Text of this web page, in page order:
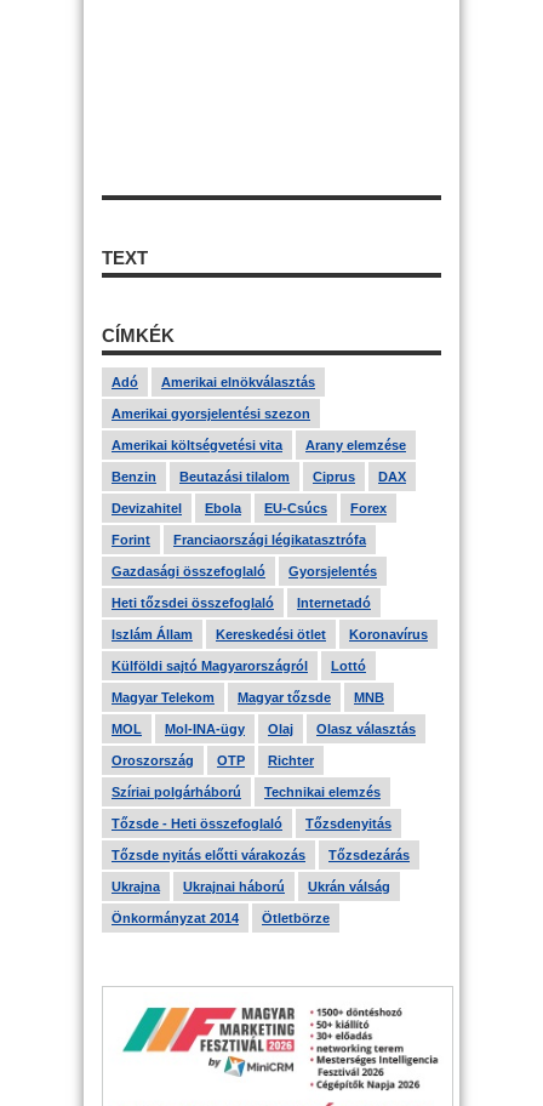
TEXT
CÍMKÉK
Adó Amerikai elnökválasztás
Amerikai gyorsjelentési szezon
Amerikai költségvetési vita Arany elemzése
Benzin Beutazási tilalom Ciprus DAX
Devizahitel Ebola EU-Csúcs Forex
Forint Franciaországi légikatasztrófa
Gazdasági összefoglaló Gyorsjelentés
Heti tőzsdei összefoglaló Internetadó
Iszlám Állam Kereskedési ötlet Koronavírus
Külföldi sajtó Magyarországról Lottó
Magyar Telekom Magyar tőzsde MNB
MOL Mol-INA-ügy Olaj Olasz választás
Oroszország OTP Richter
Szíriai polgárháború Technikai elemzés
Tőzsde - Heti összefoglaló Tőzsdenyitás
Tőzsde nyitás előtti várakozás Tőzsdezárás
Ukrajna Ukrajnai háború Ukrán válság
Önkormányzat 2014 Ötletbörze